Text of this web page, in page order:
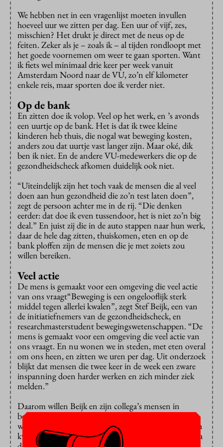
We hebben net in een vragenlijst moeten invullen
hoeveel uur we zitten per dag. Een uur of vijf, zes,
misschien? Het drukt je direct met de neus op de
feiten. Zeker als je – zoals ik – al tijden rondloopt met
het goede voornemen om weer te gaan sporten. Want
ik fiets wel minimaal drie keer per week vanuit
Amsterdam Noord naar de VU, zo’n elf kilometer
enkele reis, maar sporten doe ik verder niet.
Op de bank
En zitten doe ik volop. Veel op het werk, en ’s avonds
een uurtje op de bank. Het is dat ik twee kleine
kinderen heb thuis, die nogal wat beweging kosten,
anders zou dat uurtje vast langer zijn. Maar oké, dik
ben ik niet. En de andere VU-medewerkers die op de
gezondheidscheck afkomen duidelijk ook niet.
“Uiteindelijk zijn het toch vaak de mensen die al veel
doen aan hun gezondheid die zo’n test laten doen”,
zegt de persoon achter me in de rij. “Die denken
eerder: dat doe ik even tussendoor, het is niet zo’n big
deal.” En juist zij die in de auto stappen naar hun werk,
daar de hele dag zitten, thuiskomen, eten en op de
bank ploffen zijn de mensen die je met zoiets zou
willen bereiken.
Veel actie
De mens is gemaakt voor een omgeving die veel actie
van ons vraagt“Beweging is een ongelooflijk sterk
middel tegen allerlei kwalen”, zegt Stef Beijk, een van
de initiatiefnemers van de gezondheidscheck, en
researchmasterstudent bewegingswetenschappen. “De
mens is gemaakt voor een omgeving die veel actie van
ons vraagt. En nu wonen we in steden, met eten overal
om ons heen, en zitten we uren per dag. Uit onderzoek
blijkt dat mensen die twee keer in de week een zware
inspanning doen harder werken en zich minder ziek
melden.”
Daarom willen Beijk en zijn collega’s mensen in
beweging krijgen met hun bedrijf Fitsurance. “We
willen mensen gezonder maken. Niet genezen van een
kwaal, maar ziekte voorkomen.” Het idee is om dat via